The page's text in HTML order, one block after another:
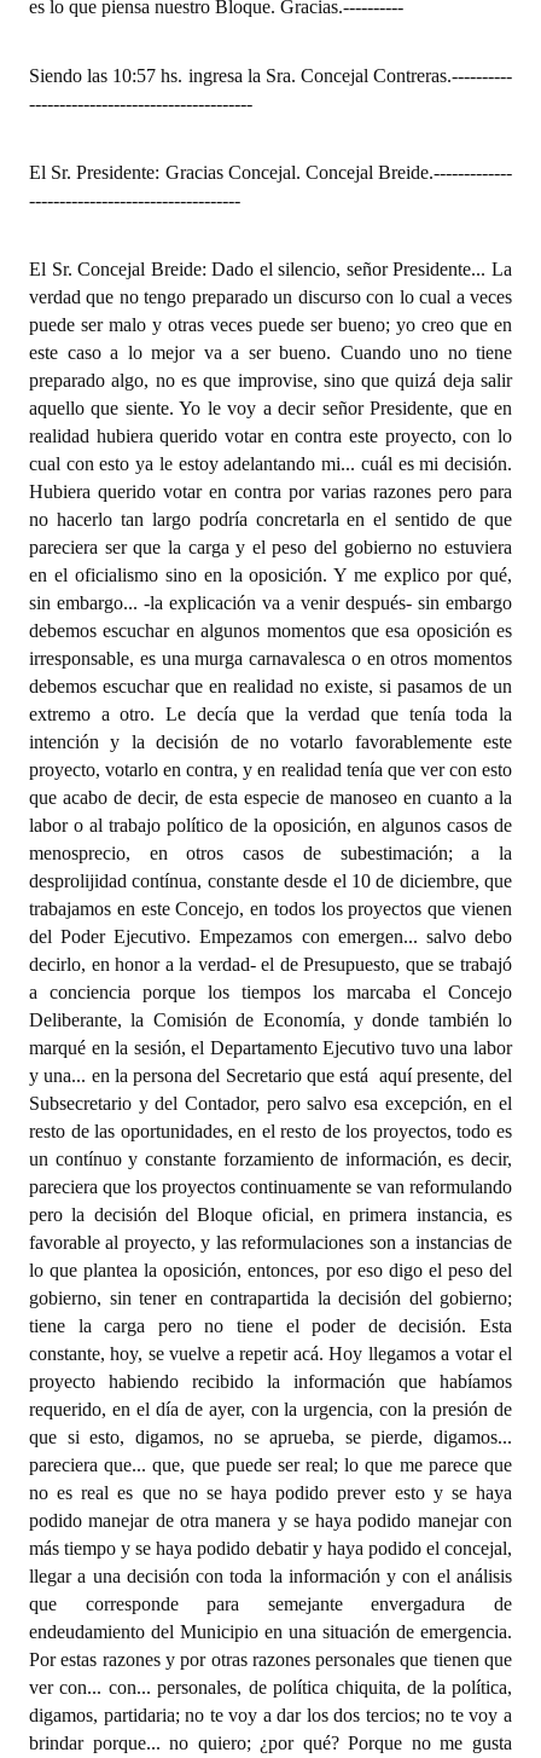
es lo que piensa nuestro Bloque. Gracias.----------
Siendo las 10:57 hs. ingresa la Sra. Concejal Contreras.----------
-------------------------------------
El Sr. Presidente: Gracias Concejal. Concejal Breide.-------------
-----------------------------------
El Sr. Concejal Breide: Dado el silencio, señor Presidente... La
verdad que no tengo preparado un discurso con lo cual a veces
puede ser malo y otras veces puede ser bueno; yo creo que en
este caso a lo mejor va a ser bueno. Cuando uno no tiene
preparado algo, no es que improvise, sino que quizá deja salir
aquello que siente. Yo le voy a decir señor Presidente, que en
realidad hubiera querido votar en contra este proyecto, con lo
cual con esto ya le estoy adelantando mi... cuál es mi decisión.
Hubiera querido votar en contra por varias razones pero para
no hacerlo tan largo podría concretarla en el sentido de que
pareciera ser que la carga y el peso del gobierno no estuviera
en el oficialismo sino en la oposición. Y me explico por qué,
sin embargo... -la explicación va a venir después- sin embargo
debemos escuchar en algunos momentos que esa oposición es
irresponsable, es una murga carnavalesca o en otros momentos
debemos escuchar que en realidad no existe, si pasamos de un
extremo a otro. Le decía que la verdad que tenía toda la
intención y la decisión de no votarlo favorablemente este
proyecto, votarlo en contra, y en realidad tenía que ver con esto
que acabo de decir, de esta especie de manoseo en cuanto a la
labor o al trabajo político de la oposición, en algunos casos de
menosprecio, en otros casos de subestimación; a la
desprolijidad contínua, constante desde el 10 de diciembre, que
trabajamos en este Concejo, en todos los proyectos que vienen
del Poder Ejecutivo. Empezamos con emergen... salvo debo
decirlo, en honor a la verdad- el de Presupuesto, que se trabajó
a conciencia porque los tiempos los marcaba el Concejo
Deliberante, la Comisión de Economía, y donde también lo
marqué en la sesión, el Departamento Ejecutivo tuvo una labor
y una... en la persona del Secretario que está aquí presente, del
Subsecretario y del Contador, pero salvo esa excepción, en el
resto de las oportunidades, en el resto de los proyectos, todo es
un contínuo y constante forzamiento de información, es decir,
pareciera que los proyectos continuamente se van reformulando
pero la decisión del Bloque oficial, en primera instancia, es
favorable al proyecto, y las reformulaciones son a instancias de
lo que plantea la oposición, entonces, por eso digo el peso del
gobierno, sin tener en contrapartida la decisión del gobierno;
tiene la carga pero no tiene el poder de decisión. Esta
constante, hoy, se vuelve a repetir acá. Hoy llegamos a votar el
proyecto habiendo recibido la información que habíamos
requerido, en el día de ayer, con la urgencia, con la presión de
que si esto, digamos, no se aprueba, se pierde, digamos...
pareciera que... que, que puede ser real; lo que me parece que
no es real es que no se haya podido prever esto y se haya
podido manejar de otra manera y se haya podido manejar con
más tiempo y se haya podido debatir y haya podido el concejal,
llegar a una decisión con toda la información y con el análisis
que corresponde para semejante envergadura de
endeudamiento del Municipio en una situación de emergencia.
Por estas razones y por otras razones personales que tienen que
ver con... con... personales, de política chiquita, de la política,
digamos, partidaria; no te voy a dar los dos tercios; no te voy a
brindar porque... no quiero; ¿por qué? Porque no me gusta